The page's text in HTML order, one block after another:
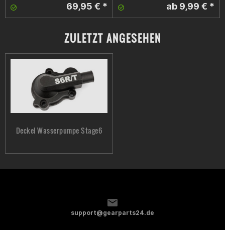
69,95 € * ab 9,99 € *
ZULETZT ANGESEHEN
Deckel Wasserpumpe Stage6
support@gearparts24.de